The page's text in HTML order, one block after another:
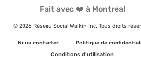
Fait avec ❤️ à Montréal
© 2026 Réseau Social Walkin Inc. Tous droits
Nous contacter
Politique de
Conditions d'utilisation